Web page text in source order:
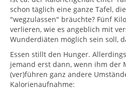
schon täglich eine ganze Tafel,
"wegzulassen" bräuchte? Fünf
verlieren, wie es angeblich mit
Wunderdiäten möglich sein soll,
Essen stillt den Hunger.
jemand erst dann, wenn ihm der
(ver)führen ganz andere
Kalorienaufnahme: